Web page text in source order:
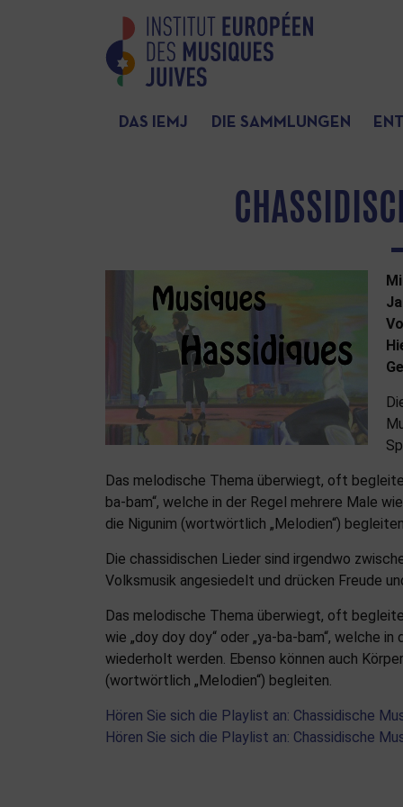
DAS IEMJ DIE SAMMLUNGEN
M
Das melodische Thema überwiegt, oft
ba-bam“, welche in der Regel mehrere Male
die Nigunim (wortwörtlich „Melodien“)
Die chassidischen Lieder sind irgendwo
Volksmusik angesiedelt und drücken Freude
Das melodische Thema überwiegt, oft
wie „doy doy doy“ oder „ya-ba-bam“, welche
wiederholt werden. Ebenso können auch
(wortwörtlich „Melodien“) begleiten.
Hören Sie sich die Playlist an: Chassidische
Hören Sie sich die Playlist an: Chassidische